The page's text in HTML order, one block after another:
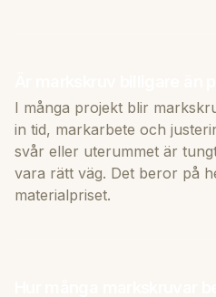
I många projekt blir
in tid, markarbete och
svår eller uterummet är
vara rätt väg. Det beror på
materialpriset.